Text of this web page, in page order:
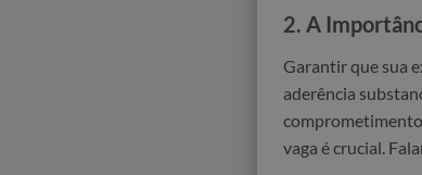
2. A
Garantir que sua
aderência
vaga é crucial.